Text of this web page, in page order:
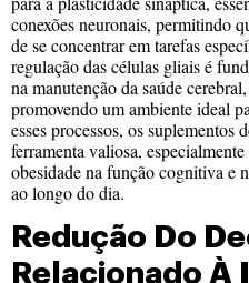
conexões neuronais, permitindo
de se concentrar em tarefas
regulação das células gliais é
na manutenção da saúde
promovendo um ambiente ideal
esses processos, os
ferramenta valiosa,
obesidade na função cognitiva e
ao longo do dia.
Redução Do
Relacionado À